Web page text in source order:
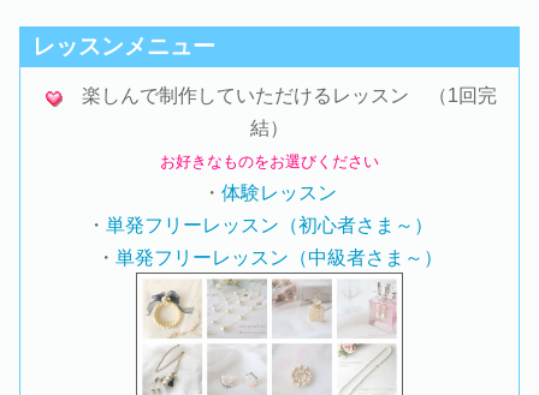
レッスンメニュー
楽しんで制作していただけるレッスン （1回完
結）
お好きなものをお選びください
・ 体験レッスン
・ 単発フリーレッスン（初心者さま～）
・ 単発フリーレッスン（中級者さま～）